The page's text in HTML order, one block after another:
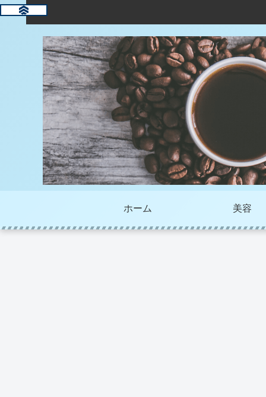
ホーム 美容